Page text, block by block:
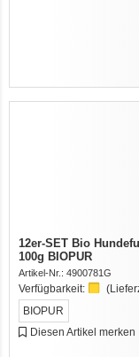
12er-SET Bio
100g BIOPUR
Artikel-Nr.: 4900781G
Verfügbarkeit:
BIOPUR
Diesen Artikel merken